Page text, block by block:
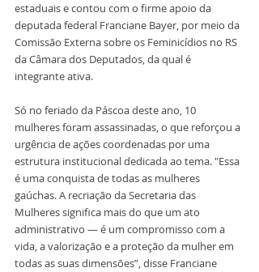
estaduais e contou com o firme apoio da
deputada federal Franciane Bayer, por meio da
Comissão Externa sobre os Feminicídios no RS
da Câmara dos Deputados, da qual é
integrante ativa.
Só no feriado da Páscoa deste ano, 10
mulheres foram assassinadas, o que reforçou a
urgência de ações coordenadas por uma
estrutura institucional dedicada ao tema. "Essa
é uma conquista de todas as mulheres
gaúchas. A recriação da Secretaria das
Mulheres significa mais do que um ato
administrativo — é um compromisso com a
vida, a valorização e a proteção da mulher em
todas as suas dimensões”, disse Franciane